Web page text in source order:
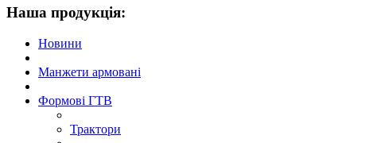
Наша продукцiя:
Новини
Манжети армовані
Формові ГТВ
Трактори